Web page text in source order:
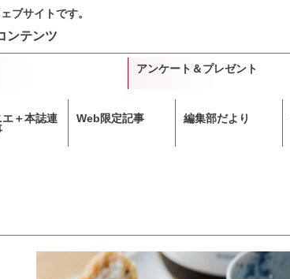
ブサイトです。
ンテンツ
アンケート＆プレゼント
エ＋本誌連
Web限定記事 編集部だより